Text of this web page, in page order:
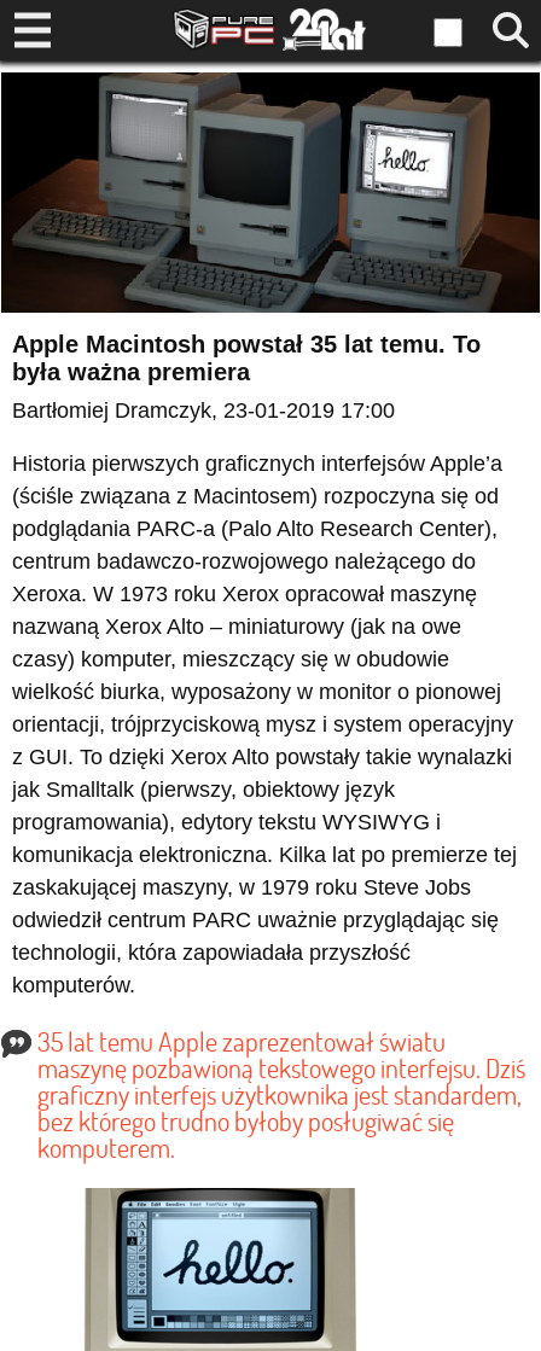
Apple Macintosh powstał 35 lat temu. To
była ważna premiera
Bartłomiej Dramczyk, 23-01-2019 17:00
Historia pierwszych graficznych interfejsów Apple’a
(ściśle związana z Macintosem) rozpoczyna się od
podglądania PARC-a (Palo Alto Research Center),
centrum badawczo-rozwojowego należącego do
Xeroxa. W 1973 roku Xerox opracował maszynę
nazwaną Xerox Alto – miniaturowy (jak na owe
czasy) komputer, mieszczący się w obudowie
wielkość biurka, wyposażony w monitor o pionowej
orientacji, trójprzyciskową mysz i system operacyjny
z GUI. To dzięki Xerox Alto powstały takie wynalazki
jak Smalltalk (pierwszy, obiektowy język
programowania), edytory tekstu WYSIWYG i
komunikacja elektroniczna. Kilka lat po premierze tej
zaskakującej maszyny, w 1979 roku Steve Jobs
odwiedził centrum PARC uważnie przyglądając się
technologii, która zapowiadała przyszłość
komputerów.
35 lat temu Apple zaprezentował światu
maszynę pozbawioną tekstowego interfejsu. Dziś
graficzny interfejs użytkownika jest standardem,
bez którego trudno byłoby posługiwać się
komputerem.